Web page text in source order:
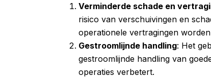
Verminderde schade en
risico van verschuivingen en
operationele vertragingen
Gestroomlijnde handling: Het
gestroomlijnde handling van
operaties verbetert.